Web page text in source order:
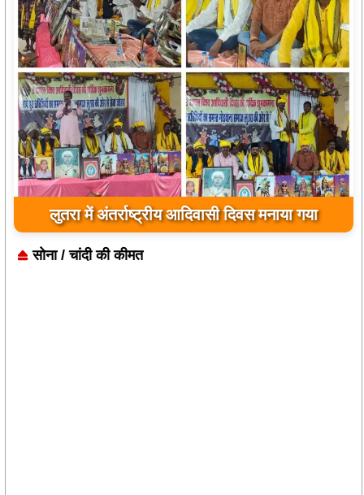
लुतरा में अंतर्राष्ट्रीय आदिवासी दिवस मनाया गया
सोना / चांदी की कीमत